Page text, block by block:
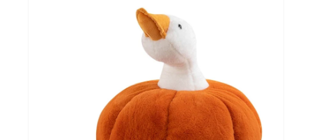
Plyšová klíčenka s měkkou hračkou